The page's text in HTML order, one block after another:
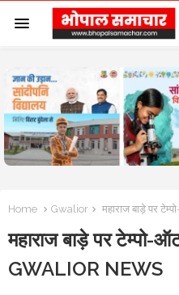
Home Gwalior महाराज बाड़े पर
महाराज बाड़े पर टेम्पो-
GWALIOR NEWS